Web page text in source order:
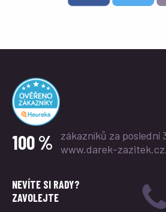
100 % zákazníků za poslední
www.darek-zazitek.cz.
NEVÍTE SI RADY?
ZAVOLEJTE